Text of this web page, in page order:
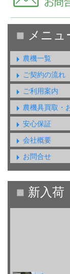
農機一覧
ご契約の流れ
ご利用案内
農機具買取・
安心保証
会社概要
お問合せ